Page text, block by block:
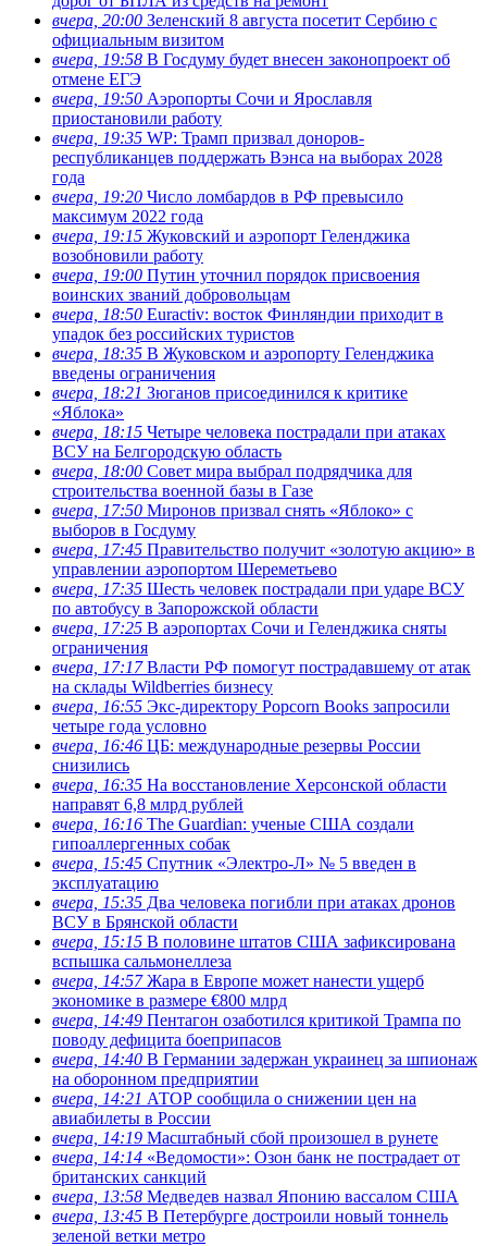
вчера, 20:00 Зеленский 8 августа посетит Сербию с
официальным визитом
вчера, 19:58 В Госдуму будет внесен законопроект об
отмене ЕГЭ
вчера, 19:50 Аэропорты Сочи и Ярославля
приостановили работу
вчера, 19:35 WP: Трамп призвал доноров-
республиканцев поддержать Вэнса на выборах 2028
года
вчера, 19:20 Число ломбардов в РФ превысило
максимум 2022 года
вчера, 19:15 Жуковский и аэропорт Геленджика
возобновили работу
вчера, 19:00 Путин уточнил порядок присвоения
воинских званий добровольцам
вчера, 18:50 Euractiv: восток Финляндии приходит в
упадок без российских туристов
вчера, 18:35 В Жуковском и аэропорту Геленджика
введены ограничения
вчера, 18:21 Зюганов присоединился к критике
«Яблока»
вчера, 18:15 Четыре человека пострадали при атаках
ВСУ на Белгородскую область
вчера, 18:00 Совет мира выбрал подрядчика для
строительства военной базы в Газе
вчера, 17:50 Миронов призвал снять «Яблоко» с
выборов в Госдуму
вчера, 17:45 Правительство получит «золотую акцию» в
управлении аэропортом Шереметьево
вчера, 17:35 Шесть человек пострадали при ударе ВСУ
по автобусу в Запорожской области
вчера, 17:25 В аэропортах Сочи и Геленджика сняты
ограничения
вчера, 17:17Власти РФ помогут пострадавшему от атак
на склады Wildberries бизнесу
вчера, 16:55 Экс-директору Popcorn Books запросили
четыре года условно
вчера, 16:46 ЦБ: международные резервы России
снизились
вчера, 16:35 На восстановление Херсонской области
направят 6,8 млрд рублей
вчера, 16:16 The Guardian: ученые США создали
гипоаллергенных собак
вчера, 15:45 Спутник «Электро-Л» № 5 введен в
эксплуатацию
вчера, 15:35 Два человека погибли при атаках дронов
ВСУ в Брянской области
вчера, 15:15 В половине штатов США зафиксирована
вспышка сальмонеллеза
вчера, 14:57Жара в Европе может нанести ущерб
экономике в размере €800 млрд
вчера, 14:49 Пентагон озаботился критикой Трампа по
поводу дефицита боеприпасов
вчера, 14:40 В Германии задержан украинец за шпионаж
на оборонном предприятии
вчера, 14:21 АТОР сообщила о снижении цен на
авиабилеты в России
вчера, 14:19 Масштабный сбой произошел в рунете
вчера, 14:14 «Ведомости»: Озон банк не пострадает от
британских санкций
вчера, 13:58 Медведев назвал Японию вассалом США
вчера, 13:45 В Петербурге достроили новый тоннель
зеленой ветки метро